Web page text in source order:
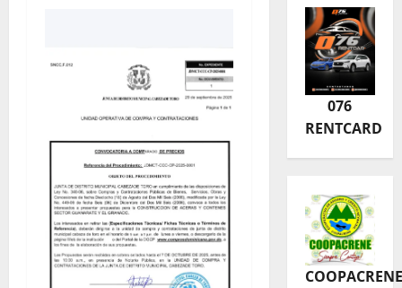
076
RENTCARD
COOPACRENE